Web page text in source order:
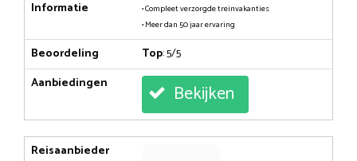
Informatie
• Compleet verzorgde treinvakanties
• Meer dan 50 jaar ervaring
Beoordeling Top: 5/5
Aanbiedingen
Bekijken
Reisaanbieder